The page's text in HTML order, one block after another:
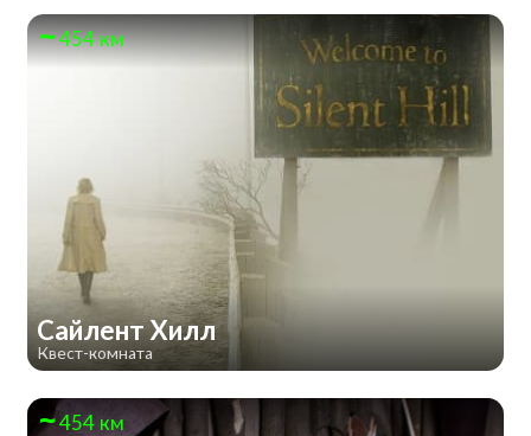
454 км
Сайлент Хилл
Квест-комната
454 км